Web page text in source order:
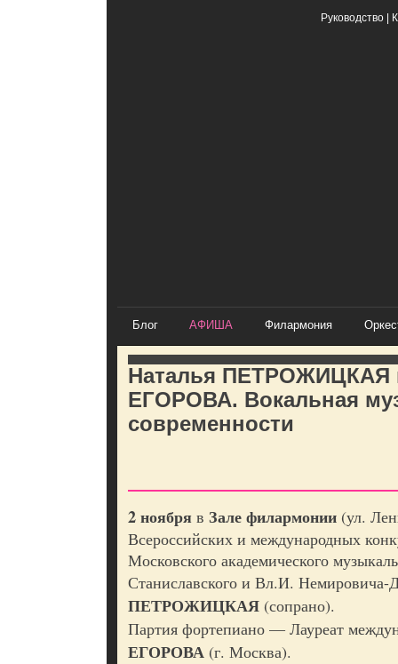
Руководство
Блог АФИША Филармония
Наталья ПЕТРОЖИЦКАЯ
ЕГОРОВА. Вокальная
современности
2 ноября в Зале филармонии (ул.
Всероссийских и международных
Московского академического
Станиславского и Вл.И. Немировича-
ПЕТРОЖИЦКАЯ (сопрано).
Партия фортепиано — Лауреат
ЕГОРОВА (г. Москва).